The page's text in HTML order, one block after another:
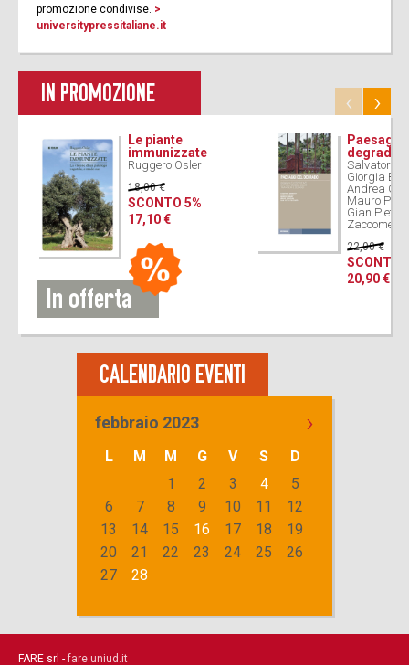
promozione condivise. >
universitypressitaliane.it
IN PROMOZIONE ‹ ›
Le piante
immunizzate
Ruggero Osler
18,00 €
SCONTO 5%
17,10 €
Paesaggi
degrado
Salvatore
Giorgia
Andrea
Mauro
Gian Pietro
Zaccomer
22,00 €
SCONTO
20,90 €
In offerta
CALENDARIO EVENTI
febbraio 2023 ›
L M M G V S
D
1
2 3 4
5
6
7 8 9 10 11
12
13
14 15 16 17 18
19
20
21 22 23 24 25
26
27
28
FARE srl - fare.uniud.it